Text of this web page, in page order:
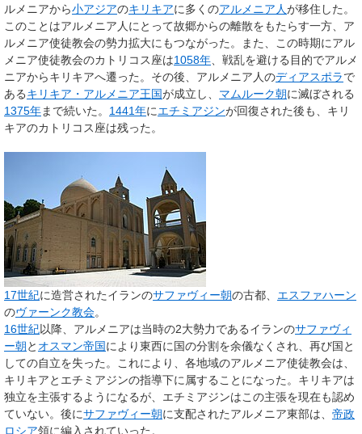
ルメニアから小アジアのキリキアに多くのアルメニア人が移住した。
このことはアルメニア人にとって故郷からの離散をもたらす一方、ア
ルメニア使徒教会の勢力拡大にもつながった。また、この時期にアル
メニア使徒教会のカトリコス座は1058年 、戦乱を避ける目的でアルメ
ニアからキリキアへ遷った。その後、アルメニア人のディアスポラで
あるキリキア・アルメニア王国が成立し、 マムルーク朝に滅ぼされる
1375年まで続いた。 1441年にエチミアジンが回復された後も、キリ
キアのカトリコス座は残った。
17世紀に造営されたイランのサファヴィー朝の古都、 エスファハーン
のヴァーンク教会。
16世紀以降、アルメニアは当時の2大勢力であるイランのサファヴィ
ー朝と オスマン帝国により東西に国の分割を余儀なくされ、再び国と
しての自立を失った。これにより、各地域のアルメニア使徒教会は、
キリキアとエチミアジンの指導下に属することになった。キリキアは
独立を主張するようになるが、エチミアジンはこの主張を現在も認め
ていない。後にサファヴィー朝に支配されたアルメニア東部は、 帝政
ロシア領に編入されていった。